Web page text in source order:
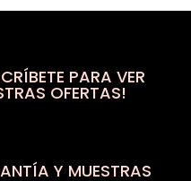
era:
es:
PARA VER
OFERTAS!
Y MUESTRAS